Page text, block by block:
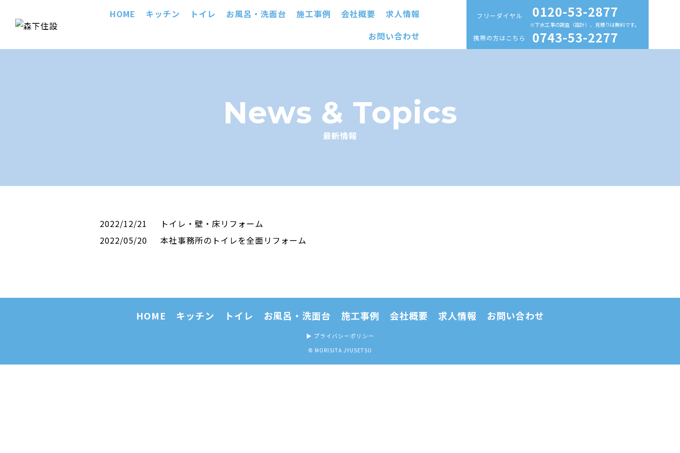
HOME キッチン トイレ お風呂・洗面台 施工事例 会社概要
求人情報
お問い合わせ
フリーダイヤル 0120-53-2877
※下水工事の調査（設計）、見積りは無料です。
携帯の方はこちら 0743-53-2277
News & Topics
最新情報
2022/12/21
トイレ・壁・床リフォーム
2022/05/20
本社事務所のトイレを全面リフォーム
HOME キッチン トイレ お風呂・洗面台 施工事例 会社概要 求人情報 お問い合わせ
プライバシーポリシー
© MORISITA JYUSETSU